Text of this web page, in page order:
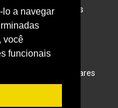
lo a navegar
você
funcionais
Buffet para Eventos
Ativação em Bares